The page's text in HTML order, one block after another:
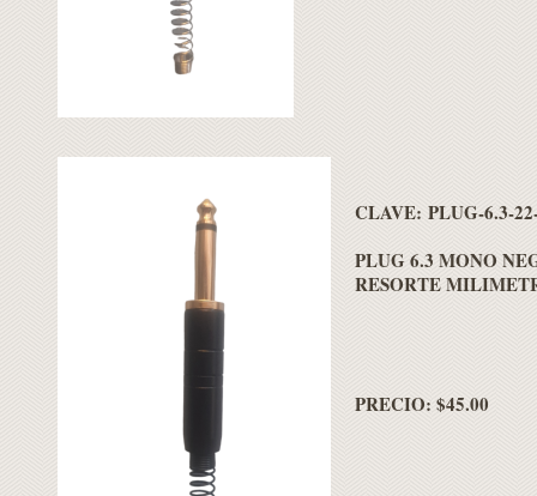
CLAVE: PLUG-6.3-
PLUG 6.3 MONO
RESORTE
PRECIO: $45.00